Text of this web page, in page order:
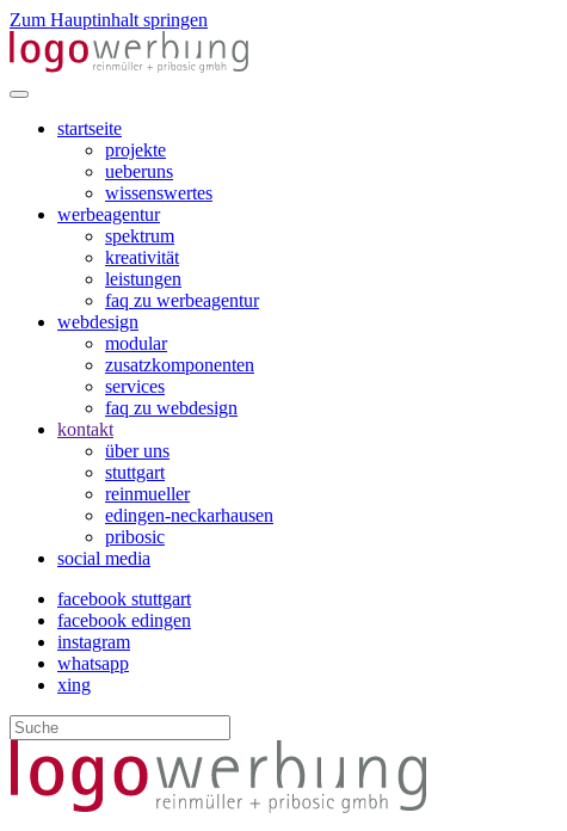
Zum Hauptinhalt springen
startseite
projekte
ueberuns
wissenswertes
werbeagentur
spektrum
kreativität
leistungen
faq zu werbeagentur
webdesign
modular
zusatzkomponenten
services
faq zu webdesign
kontakt
über uns
stuttgart
reinmueller
edingen-neckarhausen
pribosic
social media
facebook stuttgart
facebook edingen
instagram
whatsapp
xing